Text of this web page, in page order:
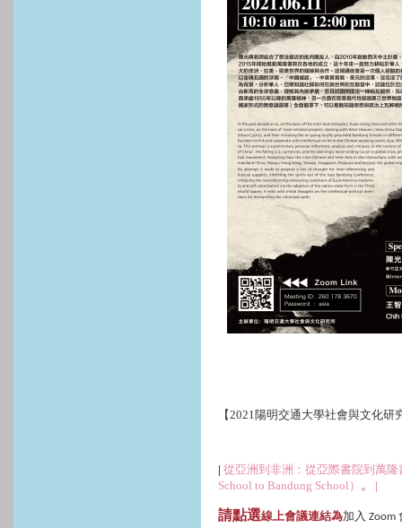
【2021陽明交通大學社會與文化
從亞洲到非洲：從亞際書院到萬隆
School to Bandung School） 。 |
請點選線上會議連結為加入 Zoom